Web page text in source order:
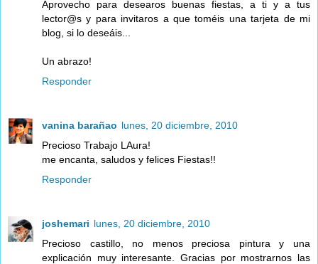
Aprovecho para desearos buenas fiestas, a ti y a tus
lector@s y para invitaros a que toméis una tarjeta de mi
blog, si lo deseáis...
Un abrazo!
Responder
vanina barañao lunes, 20 diciembre, 2010
Precioso Trabajo LAura!
me encanta, saludos y felices Fiestas!!
Responder
joshemari lunes, 20 diciembre, 2010
Precioso castillo, no menos preciosa pintura y una
explicación muy interesante. Gracias por mostrarnos las